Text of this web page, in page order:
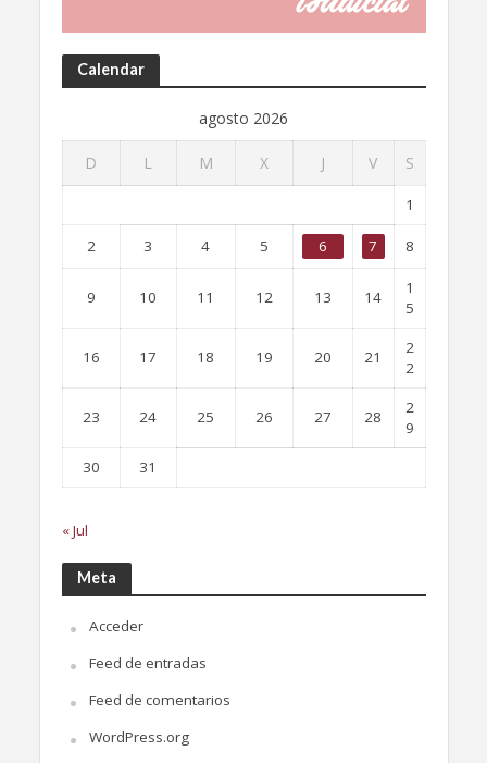
Calendar
agosto 2026
D L M X J V S
1
2 3 4 5 6 7 8
9 10 11 12 13 14
1
5
16 17 18 19 20 21
2
2
23 24 25 26 27 28
2
9
30
31
« Jul
Meta
Acceder
Feed de entradas
Feed de comentarios
WordPress.org